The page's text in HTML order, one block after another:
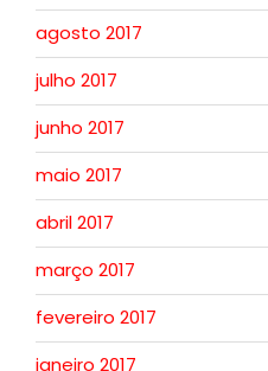
agosto 2017
julho 2017
junho 2017
maio 2017
abril 2017
março 2017
fevereiro 2017
janeiro 2017